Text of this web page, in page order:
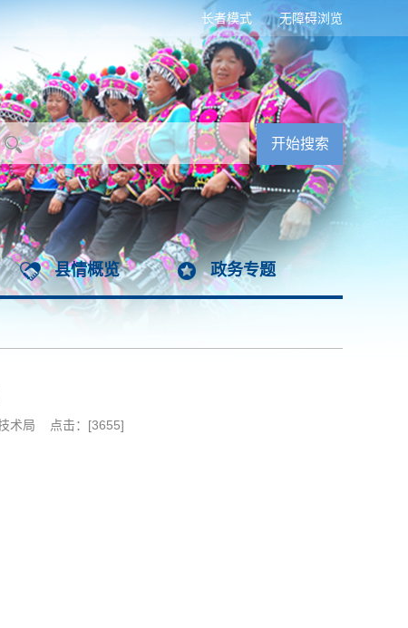
无障碍浏览
长者模式
县情概览 政务专题
技术局 点击：[3655]